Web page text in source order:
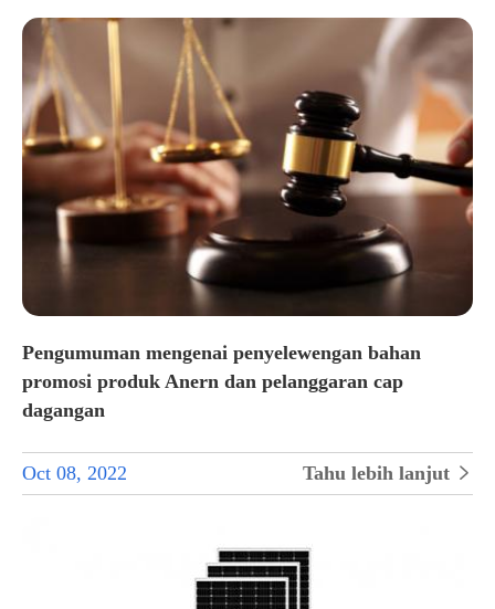
Pengumuman mengenai penyelewengan bahan
promosi produk Anern dan pelanggaran cap
dagangan
Oct 08, 2022 Tahu lebih lanjut 